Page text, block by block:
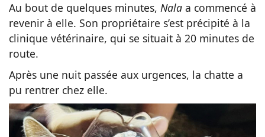
Au bout de quelques minutes, Nala a commencé à
revenir à elle. Son propriétaire s’est précipité à la
clinique vétérinaire, qui se situait à 20 minutes de
route.
Après une nuit passée aux urgences, la chatte a
pu rentrer chez elle.